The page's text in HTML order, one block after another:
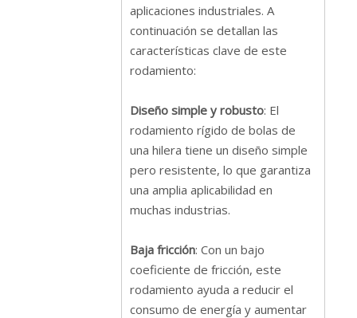
aplicaciones industriales. A
continuación se detallan las
características clave de este
rodamiento:
Diseño simple y robusto: El
rodamiento rígido de bolas de
una hilera tiene un diseño simple
pero resistente, lo que garantiza
una amplia aplicabilidad en
muchas industrias.
Baja fricción: Con un bajo
coeficiente de fricción, este
rodamiento ayuda a reducir el
consumo de energía y aumentar